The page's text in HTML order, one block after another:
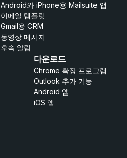
Android와 iPhone용 Mailsuite 앱
이메일 템플릿
Gmail용 CRM
동영상 메시지
후속 알림
다운로드
Chrome 확장 프로그램
Outlook 추가 기능
Android 앱
iOS 앱